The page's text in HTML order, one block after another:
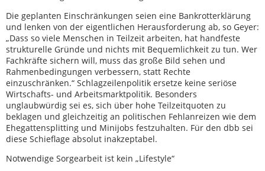
Die geplanten Einschränkungen seien eine Bankrotterklärung
und lenken von der eigentlichen Herausforderung ab, so Geyer:
„Dass so viele Menschen in Teilzeit arbeiten, hat handfeste
strukturelle Gründe und nichts mit Bequemlichkeit zu tun. Wer
Fachkräfte sichern will, muss das große Bild sehen und
Rahmenbedingungen verbessern, statt Rechte
einzuschränken.“ Schlagzeilenpolitik ersetze keine seriöse
Wirtschafts- und Arbeitsmarktpolitik. Besonders
unglaubwürdig sei es, sich über hohe Teilzeitquoten zu
beklagen und gleichzeitig an politischen Fehlanreizen wie dem
Ehegattensplitting und Minijobs festzuhalten. Für den dbb sei
diese Schieflage absolut inakzeptabel.
Notwendige Sorgearbeit ist kein „Lifestyle“